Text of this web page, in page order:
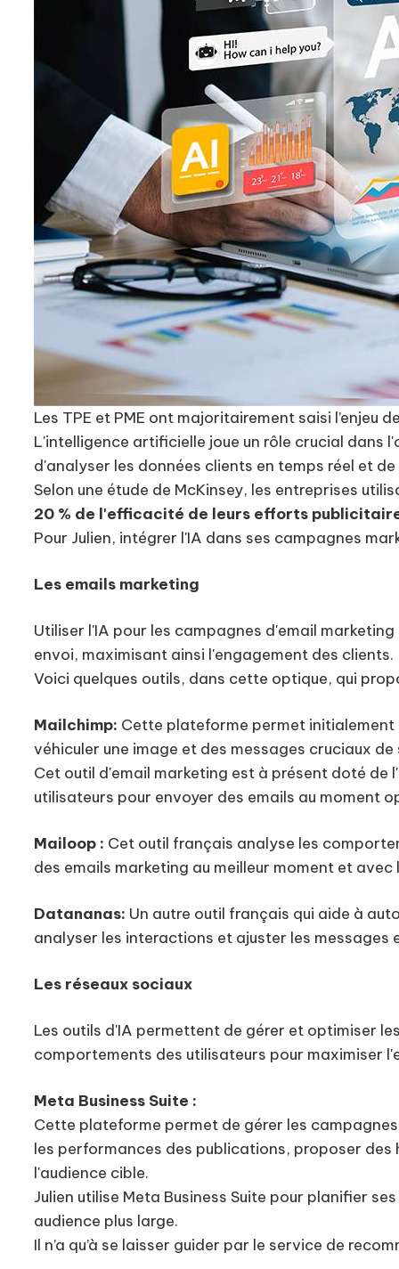
Les TPE et PME ont majoritairement saisi
L'intelligence artificielle joue un rôle crucial
d'analyser les données clients en temps réel et
Selon une étude de McKinsey, les entreprises
20 % de l'efficacité de leurs efforts
Pour Julien, intégrer l'IA dans ses campagnes
Les emails marketing
Utiliser l'IA pour les campagnes d'email
envoi, maximisant ainsi l'engagement des clients.
Voici quelques outils, dans cette optique, qui
Mailchimp: Cette plateforme permet initialement
véhiculer une image et des messages cruciaux
Cet outil d'email marketing est à présent doté
utilisateurs pour envoyer des emails au moment
Mailoop : Cet outil français analyse les
des emails marketing au meilleur moment et
Datananas: Un autre outil français qui aide à
analyser les interactions et ajuster les messages
Les réseaux sociaux
Les outils d'IA permettent de gérer et optimiser
comportements des utilisateurs pour maximiser
Meta Business Suite :
Cette plateforme permet de gérer les
les performances des publications, proposer
l'audience cible.
Julien utilise Meta Business Suite pour planifier
audience plus large.
Il n’a qu’à se laisser guider par le service de